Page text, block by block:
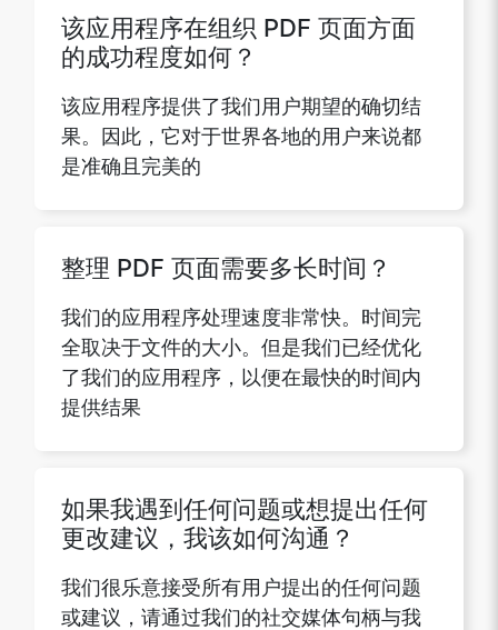
Copy Link
该应用程序在组织 PDF 页面方面
的成功程度如何？
该应用程序提供了我们用户期望的确切结
果。因此，它对于世界各地的用户来说都
是准确且完美的
整理 PDF 页面需要多长时间？
我们的应用程序处理速度非常快。时间完
全取决于文件的大小。但是我们已经优化
了我们的应用程序，以便在最快的时间内
提供结果
如果我遇到任何问题或想提出任何
更改建议，我该如何沟通？
我们很乐意接受所有用户提出的任何问题
或建议，请通过我们的社交媒体句柄与我